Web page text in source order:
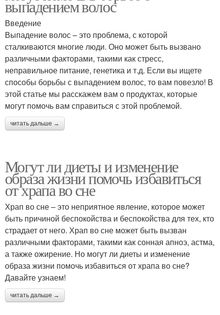
выпадением волос
Введение
Выпадение волос – это проблема, с которой
сталкиваются многие люди. Оно может быть вызвано
различными факторами, такими как стресс,
неправильное питание, генетика и т.д. Если вы ищете
способы борьбы с выпадением волос, то вам повезло! В
этой статье мы расскажем вам о продуктах, которые
могут помочь вам справиться с этой проблемой.
читать дальше →
Могут ли диеты и изменение
образа жизни помочь избавиться
от храпа во сне
Храп во сне – это неприятное явление, которое может
быть причиной беспокойства и беспокойства для тех, кто
страдает от него. Храп во сне может быть вызван
различными факторами, такими как сонная апноэ, астма,
а также ожирение. Но могут ли диеты и изменение
образа жизни помочь избавиться от храпа во сне?
Давайте узнаем!
читать дальше →